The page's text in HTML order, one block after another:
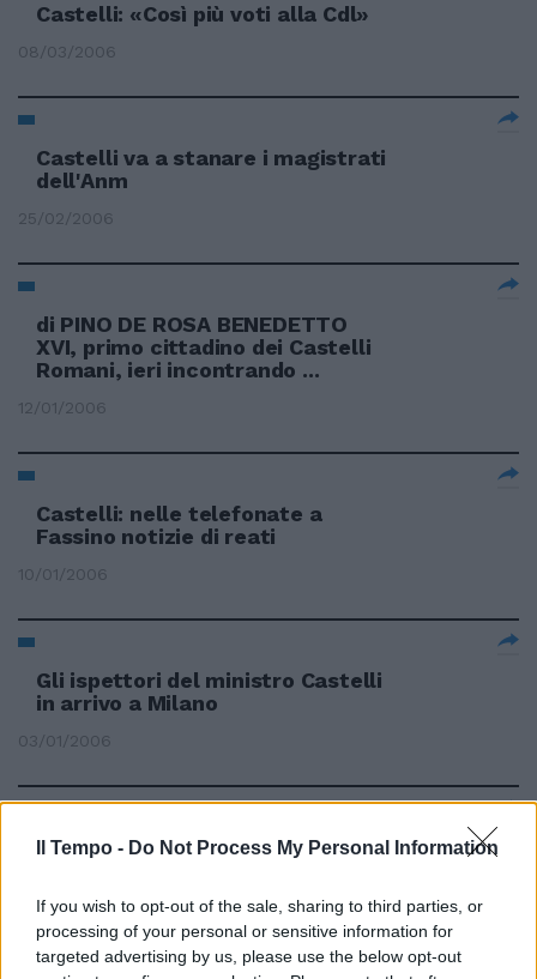
Il Tempo - Do Not Process My Personal Information
If you wish to opt-out of the sale, sharing to third parties, or
processing of your personal or sensitive information for
targeted advertising by us, please use the below opt-out
Castelli: «Così più voti alla Cdl»
08/03/2006
Castelli va a stanare i magistrati
dell'Anm
25/02/2006
di PINO DE ROSA BENEDETTO
XVI, primo cittadino dei Castelli
Romani, ieri incontrando ...
12/01/2006
Castelli: nelle telefonate a
Fassino notizie di reati
10/01/2006
Gli ispettori del ministro Castelli
in arrivo a Milano
03/01/2006
Castelli non ricorre